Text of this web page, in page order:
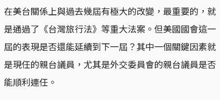
在美台關係上與過去幾屆有極大的改變，最重要的，就
是通過了《台灣旅行法》等重大法案。但美國國會這一
屆的表現是否還能延續到下一屆？其中一個關鍵因素就
是現任的親台議員，尤其是外交委員會的親台議員是否
能順利連任。